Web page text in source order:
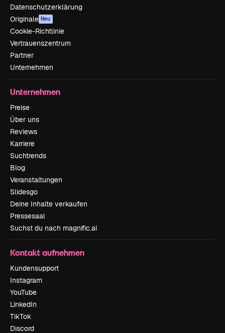
Datenschutzerklärung
Originale Neu
Cookie-Richtlinie
Vertrauenszentrum
Partner
Unternehmen
Unternehmen
Preise
Über uns
Reviews
Karriere
Suchtrends
Blog
Veranstaltungen
Slidesgo
Deine Inhalte verkaufen
Pressesaal
Suchst du nach magnific.ai
Kontakt aufnehmen
Kundensupport
Instagram
YouTube
LinkedIn
TikTok
Discord